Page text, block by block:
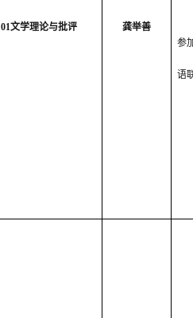
01文学理论与批评 龚举善
参
语